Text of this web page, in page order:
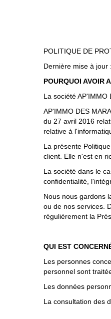
POLITIQUE DE
Dernière mise à jour
POURQUOI AVOIR
La société
AP'IMMO DES
du 27 avril 2016
relative à
La présente
client. Elle n'est en
La société dans le
confidentialité,
Nous nous gardons
ou de nos services.
régulièrement la
QUI EST
Les personnes
personnel sont
Les données
La consultation des